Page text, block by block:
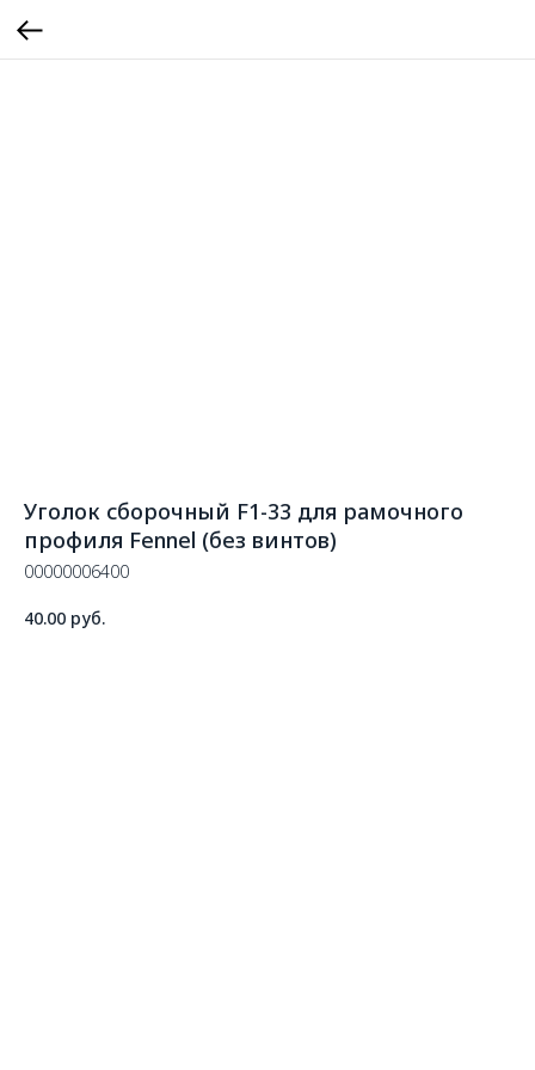
Уголок сборочный F1-33 для рамочного
профиля Fennel (без винтов)
00000006400
40.00 руб.